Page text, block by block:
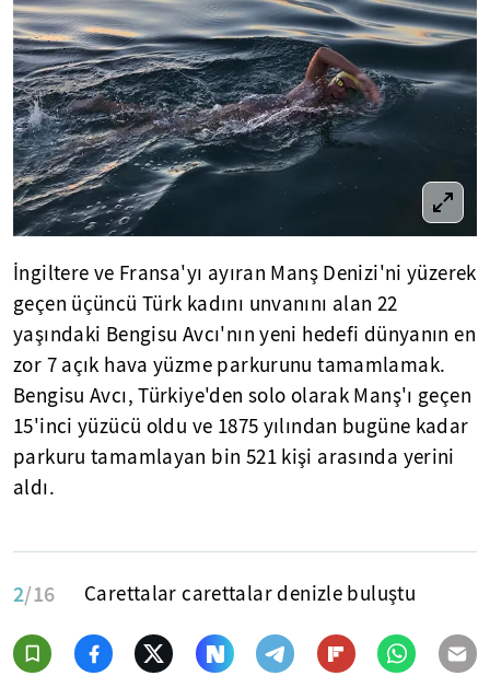
İngiltere ve Fransa'yı ayıran Manş Denizi'ni yüzerek
geçen üçüncü Türk kadını unvanını alan 22
yaşındaki Bengisu Avcı'nın yeni hedefi dünyanın en
zor 7 açık hava yüzme parkurunu tamamlamak.
Bengisu Avcı, Türkiye'den solo olarak Manş'ı geçen
15'inci yüzücü oldu ve 1875 yılından bugüne kadar
parkuru tamamlayan bin 521 kişi arasında yerini
aldı.
2/16 Carettalar carettalar denizle buluştu